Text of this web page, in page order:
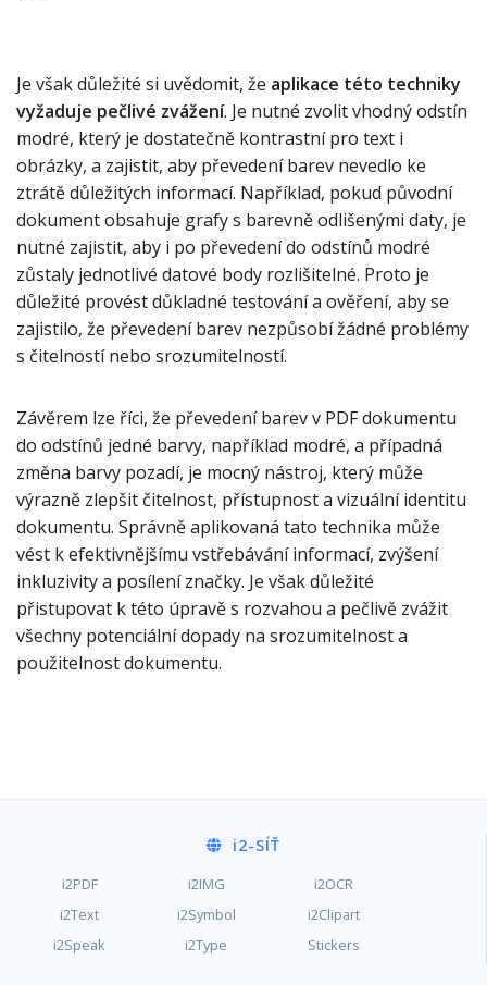
Je však důležité si uvědomit, že aplikace této techniky
vyžaduje pečlivé zvážení. Je nutné zvolit vhodný odstín
modré, který je dostatečně kontrastní pro text i
obrázky, a zajistit, aby převedení barev nevedlo ke
ztrátě důležitých informací. Například, pokud původní
dokument obsahuje grafy s barevně odlišenými daty, je
nutné zajistit, aby i po převedení do odstínů modré
zůstaly jednotlivé datové body rozlišitelné. Proto je
důležité provést důkladné testování a ověření, aby se
zajistilo, že převedení barev nezpůsobí žádné problémy
s čitelností nebo srozumitelností.
Závěrem lze říci, že převedení barev v PDF dokumentu
do odstínů jedné barvy, například modré, a případná
změna barvy pozadí, je mocný nástroj, který může
výrazně zlepšit čitelnost, přístupnost a vizuální identitu
dokumentu. Správně aplikovaná tato technika může
vést k efektivnějšímu vstřebávání informací, zvýšení
inkluzivity a posílení značky. Je však důležité
přistupovat k této úpravě s rozvahou a pečlivě zvážit
všechny potenciální dopady na srozumitelnost a
použitelnost dokumentu.
i2-SÍŤ
i2PDF i2IMG
i2OCR
i2Text
i2Symbol
i2Clipart
i2Speak
i2Type Stickers